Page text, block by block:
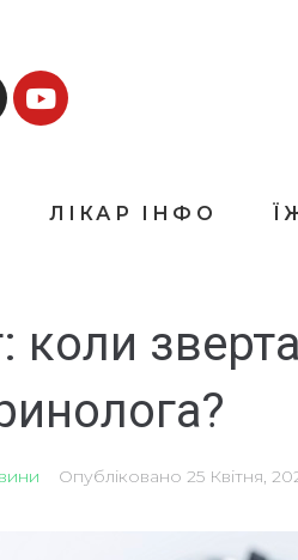
ЛІКАР ІНФО
коли
Опубліковано 25 Квітня,